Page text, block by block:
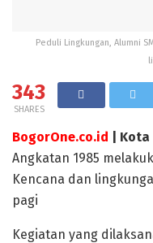
Peduli Lingkungan, Alumni
343
SHARES
BogorOne.co.id |
Angkatan 1985
Kencana dan
pagi
Kegiatan yang